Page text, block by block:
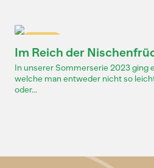
Im Reich der
In unserer Sommerserie 2023 ging
welche man entweder nicht so
oder...